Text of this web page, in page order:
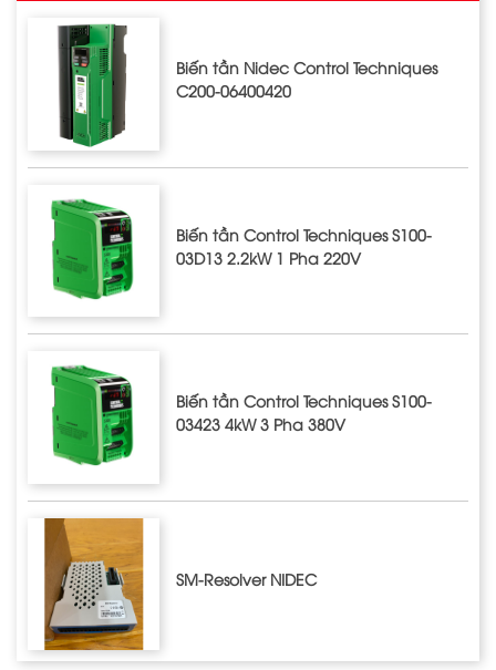
Biến tần Nidec Control Techniques
C200-06400420
Biến tần Control Techniques S100-
03D13 2.2kW 1 Pha 220V
Biến tần Control Techniques S100-
03423 4kW 3 Pha 380V
SM-Resolver NIDEC